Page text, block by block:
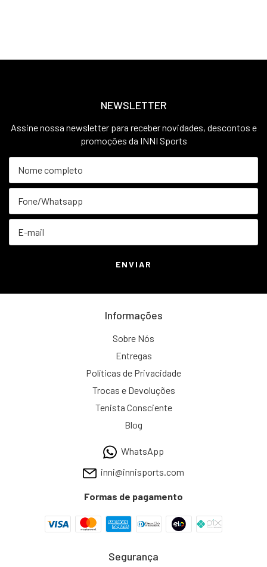
NEWSLETTER
Assine nossa newsletter para receber novidades, descontos e
promoções da INNI Sports
Informações
Sobre Nós
Entregas
Políticas de Privacidade
Trocas e Devoluções
Tenista Consciente
Blog
WhatsApp
inni@innisports.com
Formas de pagamento
Segurança